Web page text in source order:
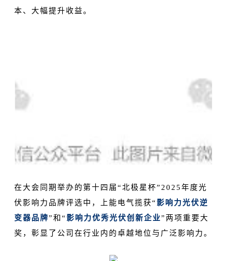
本、大幅提升收益。
在大会同期举办的第十四届“北极星杯”2025年度光
伏影响力品牌评选中，上能电气揽获“影响力光伏逆
变器品牌”和“影响力优秀光伏创新企业”两项重要大
奖，彰显了公司在行业内的卓越地位与广泛影响力。